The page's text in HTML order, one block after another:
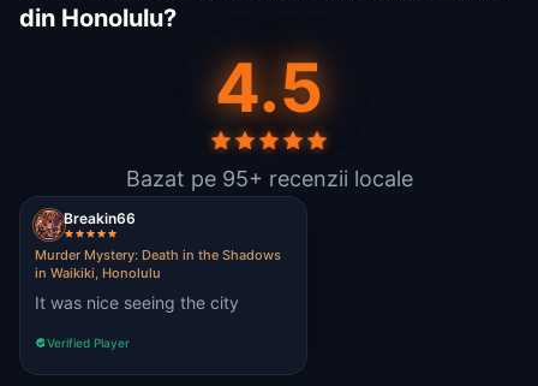
din Honolulu?
4.5
Bazat pe 95+ recenzii locale
Breakin66
Murder Mystery: Death in the Shadows
in Waikiki, Honolulu
It was nice seeing the city
Verified Player